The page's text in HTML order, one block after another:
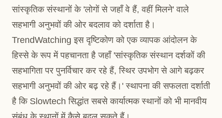
सांस्कृतिक संस्थानों के 'लोगों से जहाँ वे हैं, वहीं मिलने' वाले
सहभागी अनुभवों की ओर बदलाव को दर्शाता है।
TrendWatching इस दृष्टिकोण को एक व्यापक आंदोलन के
हिस्से के रूप में पहचानता है जहाँ 'सांस्कृतिक संस्थान दर्शकों की
सहभागिता पर पुनर्विचार कर रहे हैं, स्थिर उपभोग से आगे बढ़कर
सहभागी अनुभवों की ओर बढ़ रहे हैं।' स्थापना की सफलता दर्शाती
है कि Slowtech सिद्धांत सबसे कार्यात्मक स्थानों को भी मानवीय